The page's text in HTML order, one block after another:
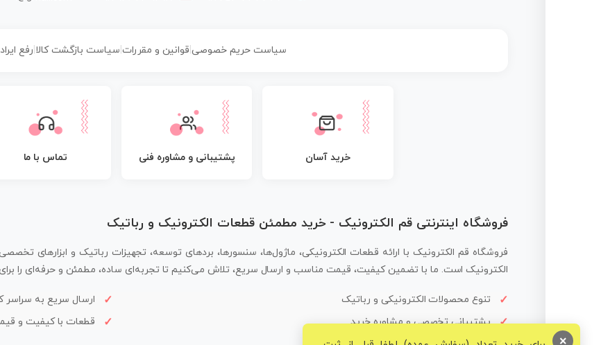
سیاست حریم خصوصی| قوانین و مقررات سیاست بازگشت کالا رفع
خرید آسان پشتیبانی و مشاوره فنی تماس با ما
فروشگاه اینترنتی قم الکترونیک - خرید مطمئن قطعات الکترونیک و رباتیک
فروشگاه قم الکترونیک با ارائه قطعات الکترونیکی، ماژول‌ها، سنسورها، بردهای توسعه، تجهیزات رباتیک و ابزارهای
الکترونیک است. ما با تضمین کیفیت، قیمت مناسب و ارسال سریع، تلاش می‌کنیم تا تجربه‌ای ساده، مطمئن و حرفه‌ای را
تنوع محصولات الکترونیکی و رباتیک
ارسال سریع به سراسر
پشتیبانی تخصصی و مشاوره خرید
قطعات با کیفیت و